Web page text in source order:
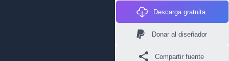
Descarga gratuita
Donar al diseñador
Compartir fuente